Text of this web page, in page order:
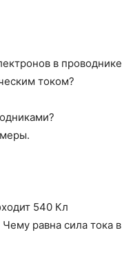
в проводнике
током?
540 Кл
равна сила тока в